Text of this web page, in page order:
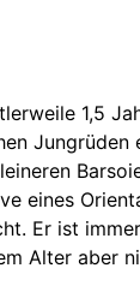
1,5
Jungrüden
eines
Er ist
Alter aber